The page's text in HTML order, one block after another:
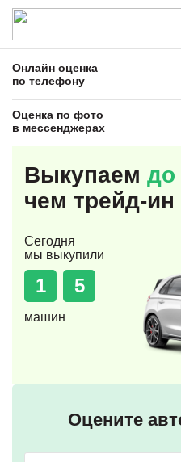
Онлайн оценка
по телефону
Оценка по фото
в мессенджерах
Выкупаем до
чем трейд-
Сегодня
мы выкупили
1 5
машин
Оцените